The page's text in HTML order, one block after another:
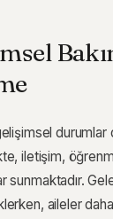
durumlar
iletişim,
sunmaktadır.
aileler